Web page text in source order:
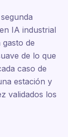
IA industrial
de
de lo que
caso de
estación y
validados los